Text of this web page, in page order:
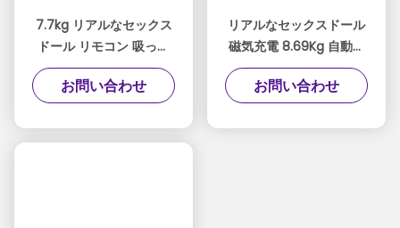
7.7kg リアルなセックス
ドール リモコン 吸って
振動する半身セックスド
ール
お問い合わせ
リアルなセックスドール
磁気充電 8.69Kg 自動吸
い込み 半身振動 セック
スドール
お問い合わせ